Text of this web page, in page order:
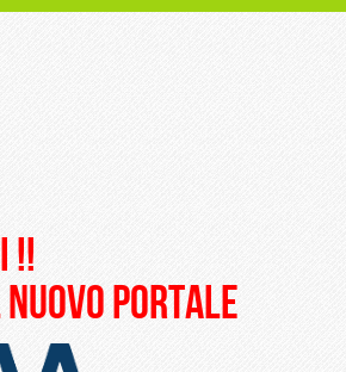
!!
portale